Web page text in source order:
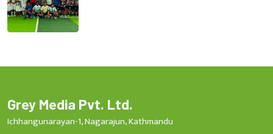
Grey Media Pvt. Ltd.
Ichhangunarayan-1, Nagarajun, Kathmandu